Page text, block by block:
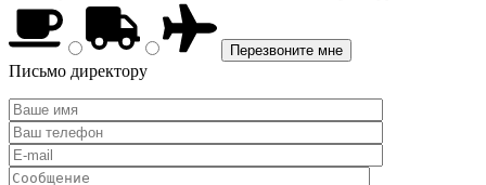
Письмо директору